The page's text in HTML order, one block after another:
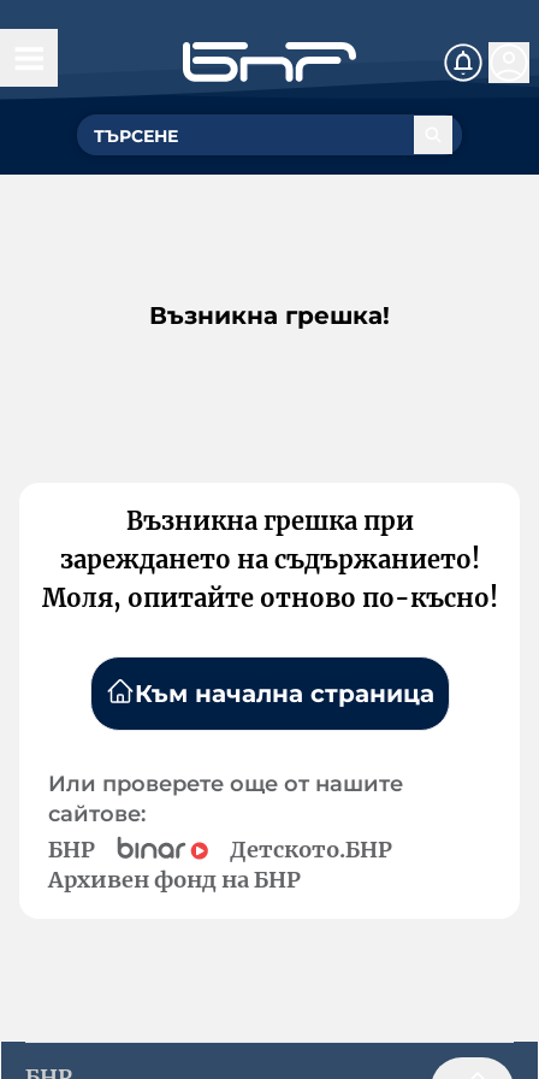
Възникна грешка!
Възникна грешка при
зареждането на съдържанието!
Моля, опитайте отново по-късно!
Към начална страница
Или проверете още от нашите
сайтове:
БНР
Детското.БНР
Архивен фонд на БНР